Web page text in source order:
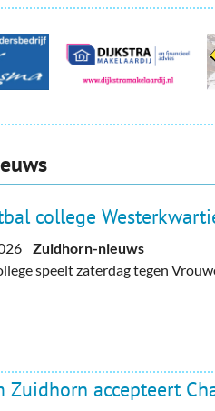
college
Zuidhorn-nieuws
speelt zaterdag tegen
Zuidhorn accepteert